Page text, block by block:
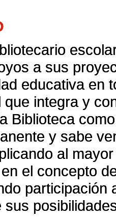
a sus
educativa en
que integra y
Biblioteca
y sabe
al
el concepto
participación
sus